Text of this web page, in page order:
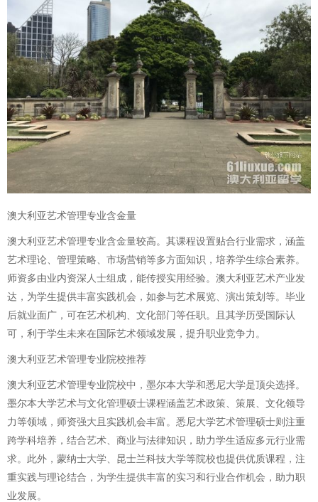
澳大利亚艺术管理专业含金量
澳大利亚艺术管理专业含金量较高。其课程设置贴合行业需求，涵盖
艺术理论、管理策略、市场营销等多方面知识，培养学生综合素养。
师资多由业内资深人士组成，能传授实用经验。澳大利亚艺术产业发
达，为学生提供丰富实践机会，如参与艺术展览、演出策划等。毕业
后就业面广，可在艺术机构、文化部门等任职。且其学历受国际认
可，利于学生未来在国际艺术领域发展，提升职业竞争力。
澳大利亚艺术管理专业院校推荐
澳大利亚艺术管理专业院校中，墨尔本大学和悉尼大学是顶尖选择。
墨尔本大学艺术与文化管理硕士课程涵盖艺术政策、策展、文化领导
力等领域，师资强大且实践机会丰富。悉尼大学艺术管理硕士则注重
跨学科培养，结合艺术、商业与法律知识，助力学生适应多元行业需
求。此外，蒙纳士大学、昆士兰科技大学等院校也提供优质课程，注
重实践与理论结合，为学生提供丰富的实习和行业合作机会，助力职
业发展。